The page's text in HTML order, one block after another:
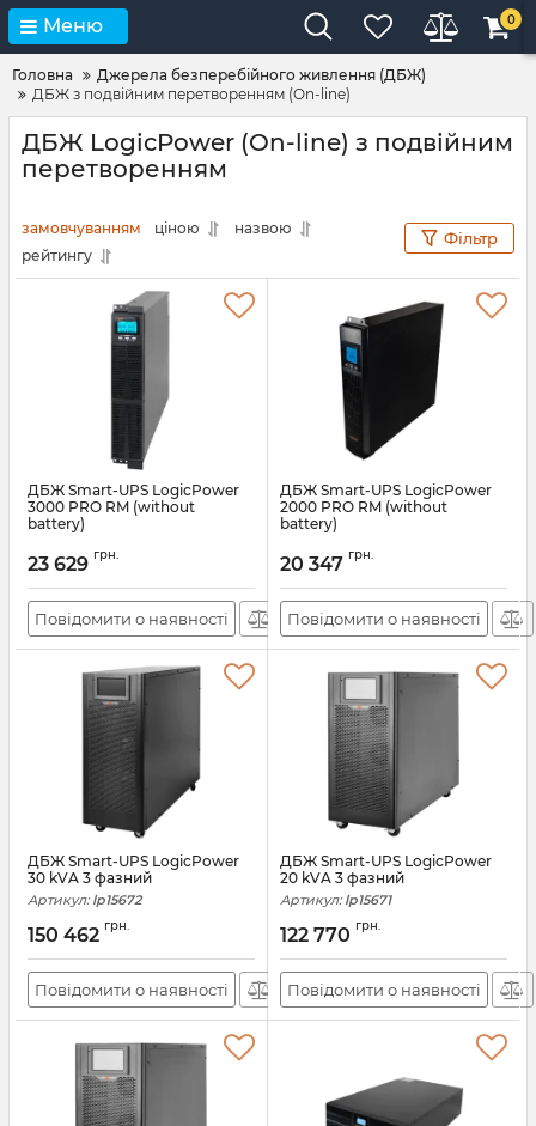
Меню 0
Головна
Джерела безперебійного живлення (ДБЖ)
ДБЖ з подвійним перетворенням (On-line)
ДБЖ LogicPower (On-line) з подвійним
перетворенням
замовчуванням ціною
назвою
рейтингу
Фільтр
ДБЖ Smart-UPS LogicPower
3000 PRO RM (without
battery)
23 629 грн.
Повідомити о наявності
ДБЖ Smart-UPS LogicPower
2000 PRO RM (without
battery)
20 347 грн.
Повідомити о наявності
ДБЖ Smart-UPS LogicPower
30 kVA 3 фазний
Артикул: lp15672
150 462 грн.
Повідомити о наявності
ДБЖ Smart-UPS LogicPower
20 kVA 3 фазний
Артикул: lp15671
122 770 грн.
Повідомити о наявності